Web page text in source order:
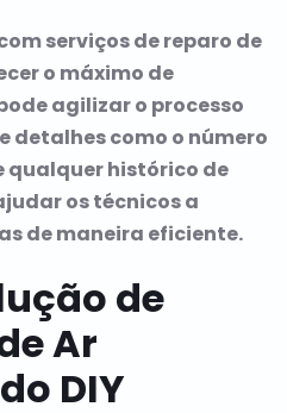
serviços de reparo de
o máximo de
agilizar o processo
detalhes como o número
qualquer histórico de
os técnicos a
de maneira eficiente.
de
Ar
DIY